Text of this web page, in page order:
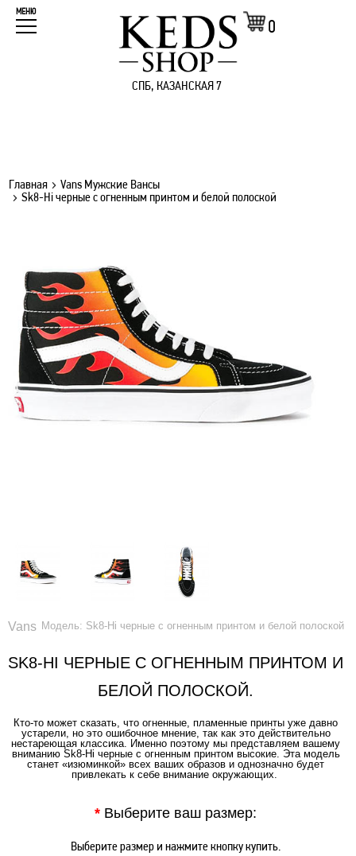
СПБ, КАЗАНСКАЯ 7
МЕНЮ
0
Главная
Vans Мужские Вансы
Sk8-Hi черные с огненным принтом и белой полоской
Vans Модель: Sk8-Hi черные с огненным принтом и белой полоской
SK8-HI ЧЕРНЫЕ С ОГНЕННЫМ ПРИНТОМ И
БЕЛОЙ ПОЛОСКОЙ.
Кто-то может сказать, что огненные, пламенные принты уже давно
устарели, но это ошибочное мнение, так как это действительно
нестареющая классика. Именно поэтому мы представляем вашему
вниманию Sk8-Hi черные с огненным принтом высокие. Эта модель
станет «изюминкой» всех ваших образов и однозначно будет
привлекать к себе внимание окружающих.
* Выберите ваш размер:
Выберите размер и нажмите кнопку купить.